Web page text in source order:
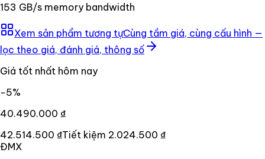
153 GB/s memory bandwidth
Xem sản phẩm tương tựCùng tầm giá, cùng cấu hình —
lọc theo giá, đánh giá, thông số
Giá tốt nhất hôm nay
−5%
40.490.000 ₫
42.514.500 ₫Tiết kiệm 2.024.500 ₫
ĐMX